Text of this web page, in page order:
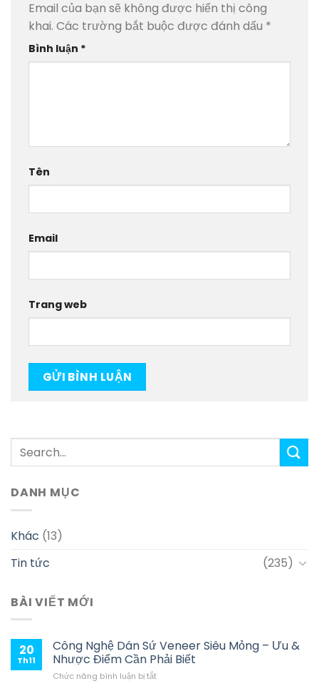
Email của bạn sẽ không được hiển thị công
khai. Các trường bắt buộc được đánh dấu *
Bình luận *
Tên
Email
Trang web
DANH MỤC
Khác (13)
Tin tức
(235)
BÀI VIẾT MỚI
20
Th11
Công Nghệ Dán Sứ Veneer Siêu Mỏng – Ưu &
Nhược Điểm Cần Phải Biết
Chức năng bình luận bị tắtở